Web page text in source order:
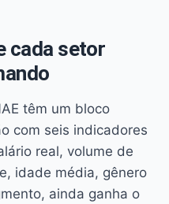
cada setor
têm um bloco
com seis indicadores
real, volume de
idade média, gênero
ainda ganha o